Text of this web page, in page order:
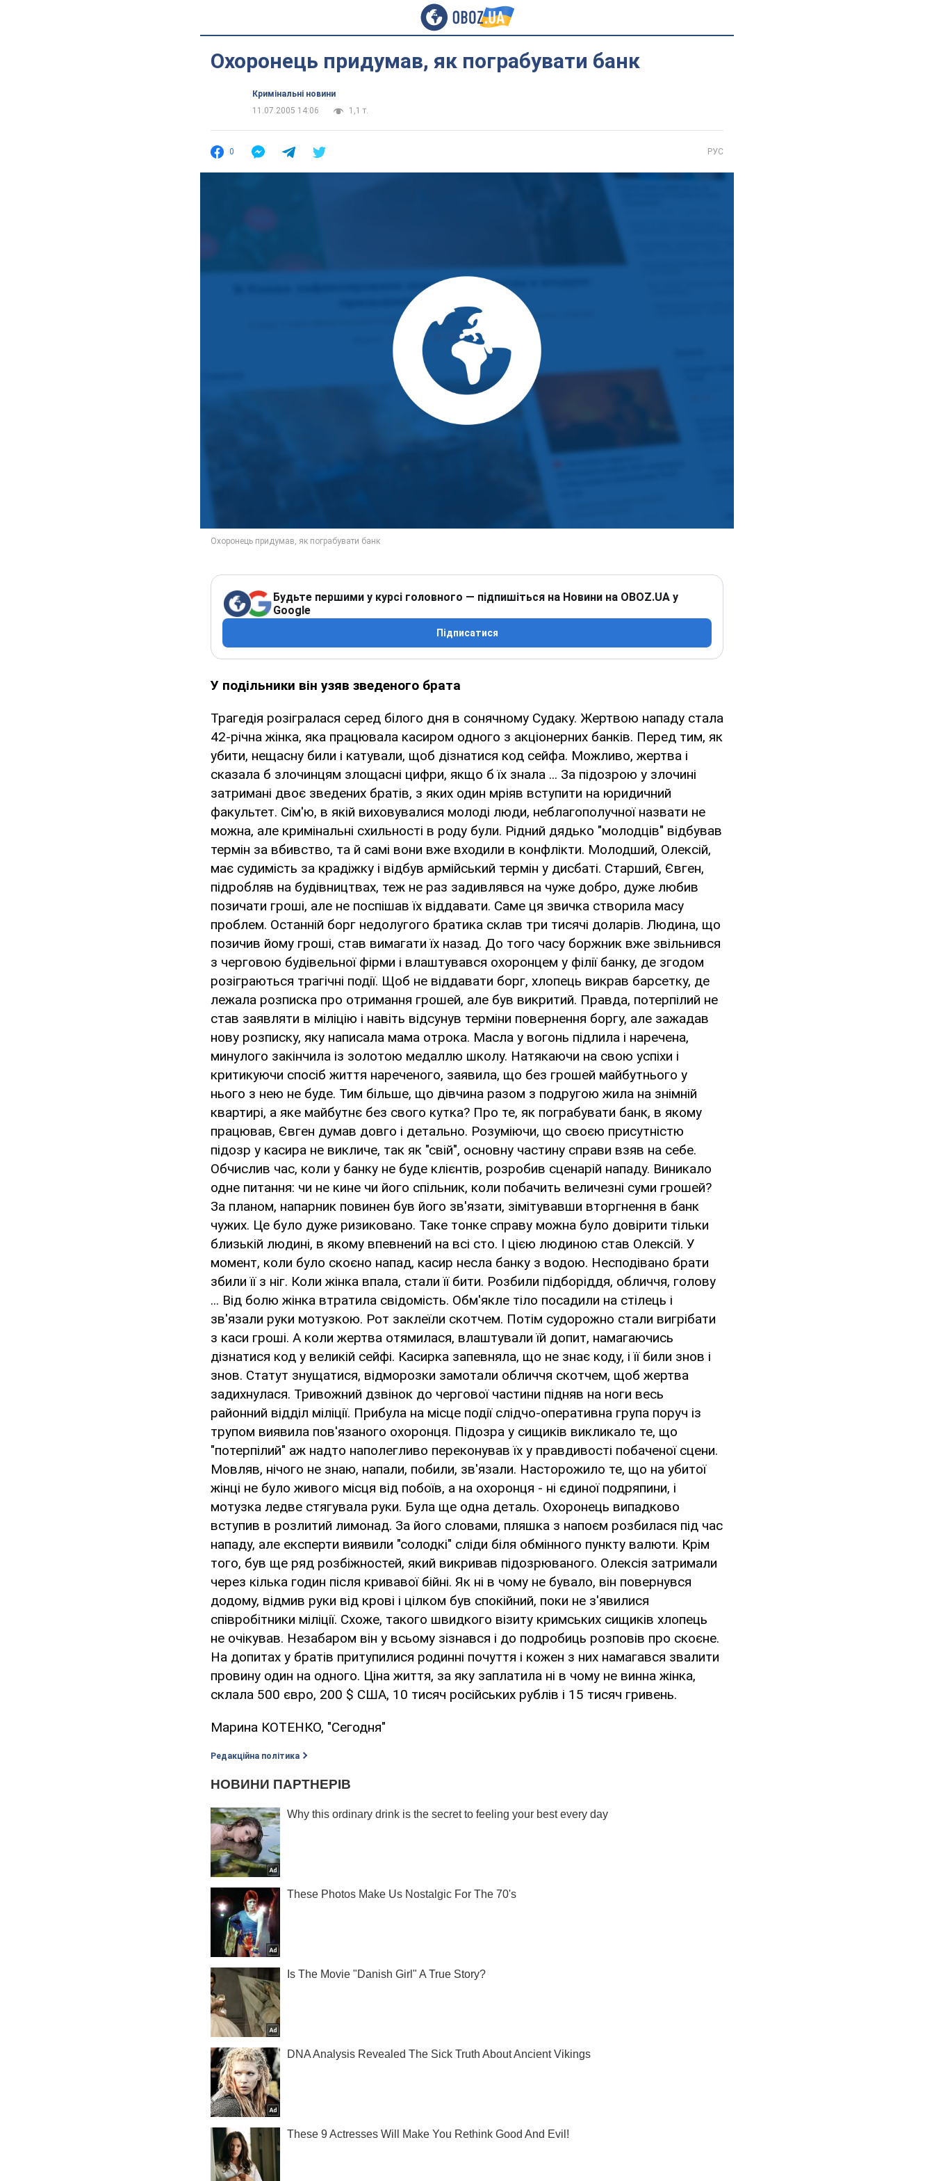
Охоронець придумав, як пограбувати банк
Кримінальні новини
11.07.2005 14:06
1,1 т.
0 РУС
Будьте першими у курсі головного — підпишіться на Новини на OBOZ.UA у
Google
Підписатися
У подільники він узяв зведеного брата
Трагедія розігралася серед білого дня в сонячному Судаку. Жертвою нападу стала
42-річна жінка, яка працювала касиром одного з акціонерних банків. Перед тим, як
убити, нещасну били і катували, щоб дізнатися код сейфа. Можливо, жертва і
сказала б злочинцям злощасні цифри, якщо б їх знала ... За підозрою у злочині
затримані двоє зведених братів, з яких один мріяв вступити на юридичний
факультет. Сім'ю, в якій виховувалися молоді люди, неблагополучної назвати не
можна, але кримінальні схильності в роду були. Рідний дядько "молодців" відбував
термін за вбивство, та й самі вони вже входили в конфлікти. Молодший, Олексій,
має судимість за крадіжку і відбув армійський термін у дисбаті. Старший, Євген,
підробляв на будівництвах, теж не раз задивлявся на чуже добро, дуже любив
позичати гроші, але не поспішав їх віддавати. Саме ця звичка створила масу
проблем. Останній борг недолугого братика склав три тисячі доларів. Людина, що
позичив йому гроші, став вимагати їх назад. До того часу боржник вже звільнився
з черговою будівельної фірми і влаштувався охоронцем у філії банку, де згодом
розіграються трагічні події. Щоб не віддавати борг, хлопець викрав барсетку, де
лежала розписка про отримання грошей, але був викритий. Правда, потерпілий не
став заявляти в міліцію і навіть відсунув терміни повернення боргу, але зажадав
нову розписку, яку написала мама отрока. Масла у вогонь підлила і наречена,
минулого закінчила із золотою медаллю школу. Натякаючи на свою успіхи і
критикуючи спосіб життя нареченого, заявила, що без грошей майбутнього у
нього з нею не буде. Тим більше, що дівчина разом з подругою жила на знімній
квартирі, а яке майбутнє без свого кутка? Про те, як пограбувати банк, в якому
працював, Євген думав довго і детально. Розуміючи, що своєю присутністю
підозр у касира не викличе, так як "свій", основну частину справи взяв на себе.
Обчислив час, коли у банку не буде клієнтів, розробив сценарій нападу. Виникало
одне питання: чи не кине чи його спільник, коли побачить величезні суми грошей?
За планом, напарник повинен був його зв'язати, зімітувавши вторгнення в банк
чужих. Це було дуже ризиковано. Таке тонке справу можна було довірити тільки
близькій людині, в якому впевнений на всі сто. І цією людиною став Олексій. У
момент, коли було скоєно напад, касир несла банку з водою. Несподівано брати
збили її з ніг. Коли жінка впала, стали її бити. Розбили підборіддя, обличчя, голову
... Від болю жінка втратила свідомість. Обм'якле тіло посадили на стілець і
зв'язали руки мотузкою. Рот заклеїли скотчем. Потім судорожно стали вигрібати
з каси гроші. А коли жертва отямилася, влаштували їй допит, намагаючись
дізнатися код у великій сейфі. Касирка запевняла, що не знає коду, і її били знов і
знов. Статут знущатися, відморозки замотали обличчя скотчем, щоб жертва
задихнулася. Тривожний дзвінок до чергової частини підняв на ноги весь
районний відділ міліції. Прибула на місце події слідчо-оперативна група поруч із
трупом виявила пов'язаного охоронця. Підозра у сищиків викликало те, що
"потерпілий" аж надто наполегливо переконував їх у правдивості побаченої сцени.
Мовляв, нічого не знаю, напали, побили, зв'язали. Насторожило те, що на убитої
жінці не було живого місця від побоїв, а на охоронця - ні єдиної подряпини, і
мотузка ледве стягувала руки. Була ще одна деталь. Охоронець випадково
вступив в розлитий лимонад. За його словами, пляшка з напоєм розбилася під час
нападу, але експерти виявили "солодкі" сліди біля обмінного пункту валюти. Крім
того, був ще ряд розбіжностей, який викривав підозрюваного. Олексія затримали
через кілька годин після кривавої бійні. Як ні в чому не бувало, він повернувся
додому, відмив руки від крові і цілком був спокійний, поки не з'явилися
співробітники міліції. Схоже, такого швидкого візиту кримських сищиків хлопець
не очікував. Незабаром він у всьому зізнався і до подробиць розповів про скоєне.
На допитах у братів притупилися родинні почуття і кожен з них намагався звалити
провину один на одного. Ціна життя, за яку заплатила ні в чому не винна жінка,
склала 500 євро, 200 $ CША, 10 тисяч російських рублів і 15 тисяч гривень.
Марина КОТЕНКО, "Сегодня"
Редакційна політика